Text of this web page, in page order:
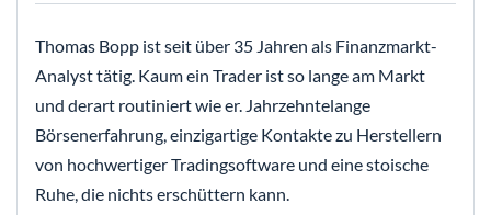
Thomas Bopp ist seit über 35 Jahren als Finanzmarkt-
Analyst tätig. Kaum ein Trader ist so lange am Markt
und derart routiniert wie er. Jahrzehntelange
Börsenerfahrung, einzigartige Kontakte zu Herstellern
von hochwertiger Tradingsoftware und eine stoische
Ruhe, die nichts erschüttern kann.